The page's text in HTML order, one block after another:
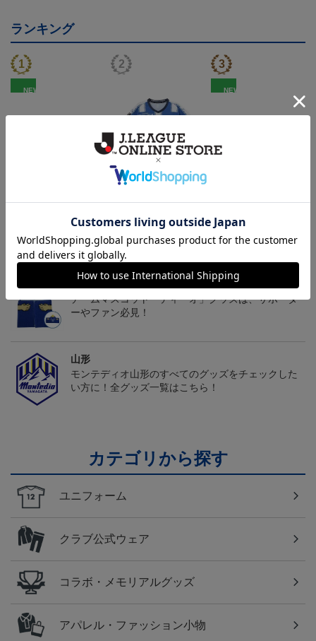
ランキング
NEW NEW
トピックス
チームマスコット「ディーオ」グッズは、サポータ
ーやファン必見！
山形
モンテディオ山形のすべてのグッズをチェックした
い方に！全グッズ一覧はこちら！
カテゴリから探す
ユニフォーム
クラブ公式ウェア
コラボ・メモリアルグッズ
アパレル・ファッション小物